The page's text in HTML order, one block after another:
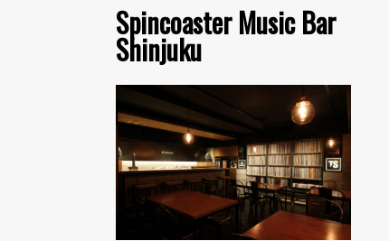
Spincoaster Music Bar
Shinjuku